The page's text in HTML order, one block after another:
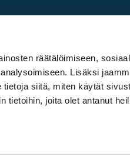
räätälöimiseen,
Lisäksi
siitä, miten käytät
tietoihin, joita olet antanut
Spesia